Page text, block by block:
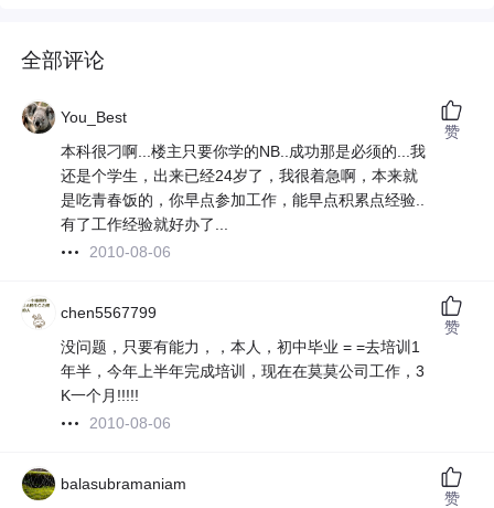
全部评论
You_Best
本科很刁啊...楼主只要你学的NB..成功那是必须的...我
还是个学生，出来已经24岁了，我很着急啊，本来就
是吃青春饭的，你早点参加工作，能早点积累点经验..
有了工作经验就好办了...
2010-08-06
赞
chen5567799
没问题，只要有能力，，本人，初中毕业 = =去培训1
年半，今年上半年完成培训，现在在莫莫公司工作，3
K一个月!!!!!
2010-08-06
赞
balasubramaniam
赞